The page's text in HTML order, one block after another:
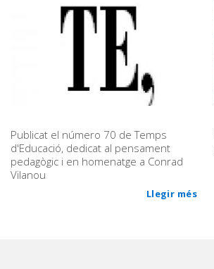
Publicat el número 70 de Temps
d'Educació, dedicat al pensament
pedagògic i en homenatge a Conrad
Vilanou
Llegir més